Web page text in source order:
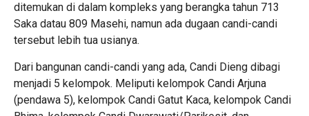
ditemukan di dalam kompleks yang berangka tahun 713
Saka datau 809 Masehi, namun ada dugaan candi-candi
tersebut lebih tua usianya.
Dari bangunan candi-candi yang ada, Candi Dieng dibagi
menjadi 5 kelompok. Meliputi kelompok Candi Arjuna
(pendawa 5), kelompok Candi Gatut Kaca, kelompok Candi